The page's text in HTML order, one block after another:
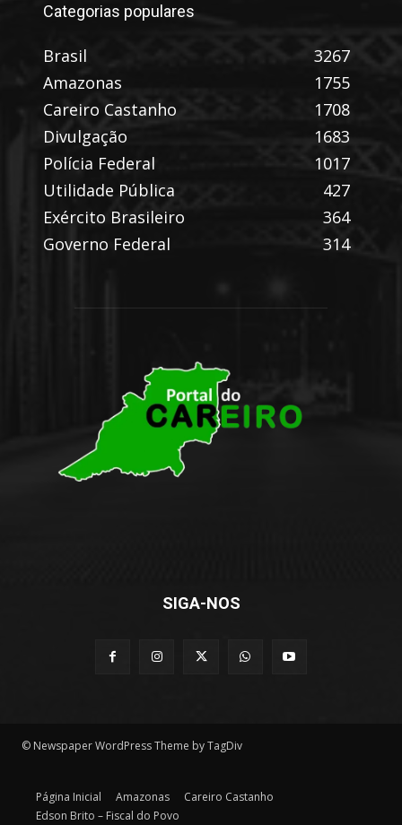
Categorias populares
Brasil
3267
Amazonas
1755
Careiro Castanho
1708
Divulgação
1683
Polícia Federal
1017
Utilidade Pública
427
Exército Brasileiro
364
Governo Federal
314
SIGA-NOS
© Newspaper WordPress Theme by TagDiv
Página Inicial Amazonas
Careiro Castanho
Edson Brito – Fiscal do Povo